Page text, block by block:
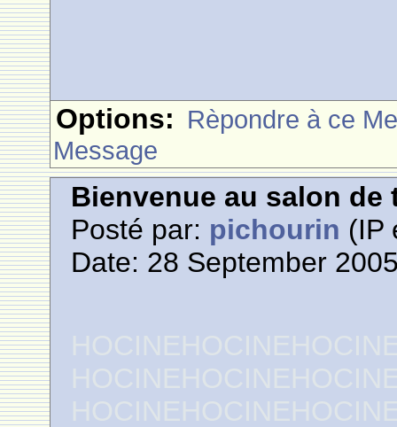
Options: Rèpondre à ce
Message
Bienvenue au salon de
Posté par: pichourin (IP
Date: 28 September